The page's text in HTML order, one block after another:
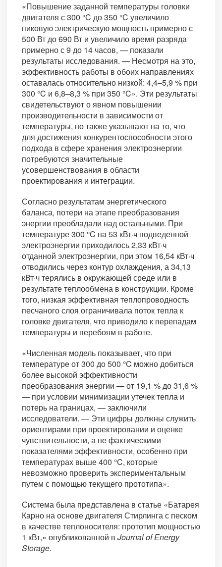
«Повышение заданной температуры головки
двигателя с 300 °C до 350 °C увеличило
пиковую электрическую мощность примерно с
500 Вт до 690 Вт и увеличило время разряда
примерно с 9 до 14 часов, — показали
результаты исследования. — Несмотря на это,
эффективность работы в обоих направлениях
оставалась относительно низкой: 4,4–5,9 % при
300 °C и 6,8–8,3 % при 350 °C». Эти результаты
свидетельствуют о явном повышении
производительности в зависимости от
температуры, но также указывают на то, что
для достижения конкурентоспособности этого
подхода в сфере хранения электроэнергии
потребуются значительные
усовершенствования в области
проектирования и интеграции.
Согласно результатам энергетического
баланса, потери на этапе преобразования
энергии преобладали над остальными. При
температуре 300 °C на 53 кВт·ч подведенной
электроэнергии приходилось 2,33 кВт·ч
отданной электроэнергии, при этом 16,54 кВт·ч
отводились через контур охлаждения, а 34,13
кВт·ч терялись в окружающей среде или в
результате теплообмена в конструкции. Кроме
того, низкая эффективная теплопроводность
песчаного слоя ограничивала поток тепла к
головке двигателя, что приводило к перепадам
температуры и перебоям в работе.
«Численная модель показывает, что при
температуре от 300 до 500 °C можно добиться
более высокой эффективности
преобразования энергии — от 19,1 % до 31,6 %
— при условии минимизации утечек тепла и
потерь на границах, — заключили
исследователи. — Эти цифры должны служить
ориентирами при проектировании и оценке
чувствительности, а не фактическими
показателями эффективности, особенно при
температурах выше 400 °C, которые
невозможно проверить экспериментальным
путем с помощью текущего прототипа».
Система была представлена в статье «Батарея
Карно на основе двигателя Стирлинга с песком
в качестве теплоносителя: прототип мощностью
1 кВт,» опубликованной в Journal of Energy
Storage.